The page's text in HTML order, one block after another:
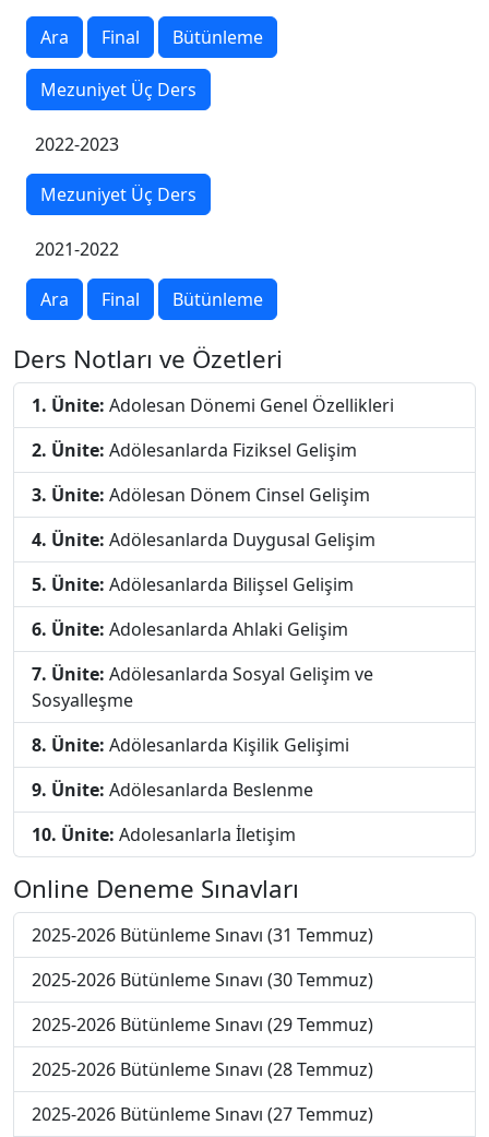
Ara Final Bütünleme
Mezuniyet Üç Ders
2022-2023
Mezuniyet Üç Ders
2021-2022
Ara Final Bütünleme
Ders Notları ve Özetleri
1. Ünite: Adolesan Dönemi Genel Özellikleri
2. Ünite: Adölesanlarda Fiziksel Gelişim
3. Ünite: Adölesan Dönem Cinsel Gelişim
4. Ünite: Adölesanlarda Duygusal Gelişim
5. Ünite: Adölesanlarda Bilişsel Gelişim
6. Ünite: Adolesanlarda Ahlaki Gelişim
7. Ünite: Adölesanlarda Sosyal Gelişim ve
Sosyalleşme
8. Ünite: Adölesanlarda Kişilik Gelişimi
9. Ünite: Adölesanlarda Beslenme
10. Ünite: Adolesanlarla İletişim
Online Deneme Sınavları
2025-2026 Bütünleme Sınavı (31 Temmuz)
2025-2026 Bütünleme Sınavı (30 Temmuz)
2025-2026 Bütünleme Sınavı (29 Temmuz)
2025-2026 Bütünleme Sınavı (28 Temmuz)
2025-2026 Bütünleme Sınavı (27 Temmuz)